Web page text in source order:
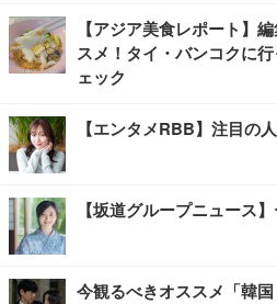
【アジア美食レポート】
スメ！タイ・バンコクに
ェック
【エンタメRBB】注目の
【坂道グループニュース
今観るべきオススメ「韓国